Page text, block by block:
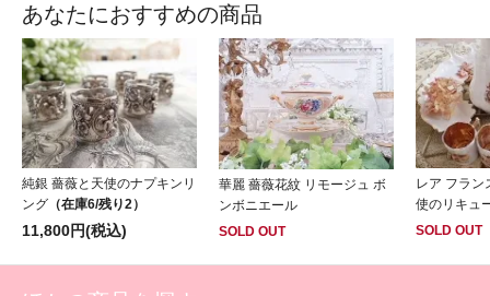
あなたにおすすめの商品
純銀 薔薇と天使のナプキンリ
ング （在庫6/残り2）
11,800円(税込)
華麗 薔薇花紋 リモージュ ボ
ンボニエール
SOLD OUT
レア フラン
使のリキュ
SOLD OUT